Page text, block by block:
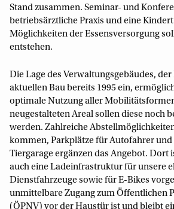
Stand zusammen. Seminar- und
betriebsärztliche Praxis und eine
Möglichkeiten der Essensversorgung
entstehen.
Die Lage des Verwaltungsgebäudes,
aktuellen Bau bereits 1995 ein,
optimale Nutzung aller
neugestalteten Areal sollen diese noch
werden. Zahlreiche
kommen, Parkplätze für Autofahrer
Tiergarage ergänzen das Angebot. Dort
auch eine Ladeinfrastruktur für unsere
Dienstfahrzeuge sowie für E-Bikes
unmittelbare Zugang zum Öffentlichen
(ÖPNV) vor der Haustür ist und bleibt